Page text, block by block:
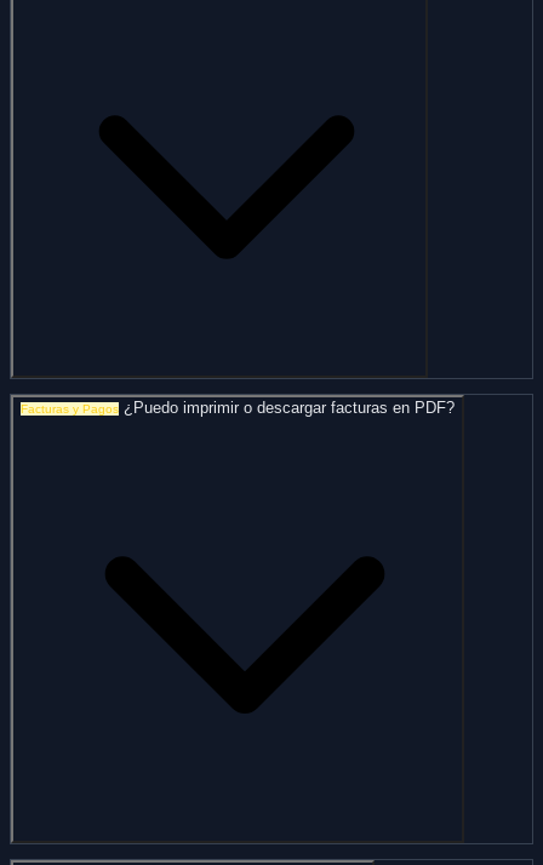
Facturas y Pagos ¿Puedo imprimir o descargar facturas en PDF?